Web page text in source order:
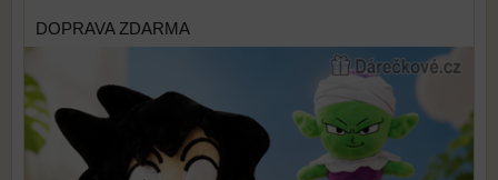
DOPRAVA ZDARMA